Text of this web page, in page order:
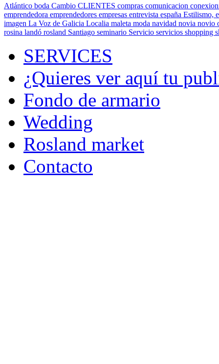
Atlántico boda Cambio CLIENTES compras comunicacion
emprendedora emprendedores empresas entrevista españa Estilismo,
imagen La Voz de Galicia Localia maleta moda navidad novia novio
rosina landó rosland Santiago seminario Servicio servicios shopping
SERVICES
¿Quieres ver aquí tu
Fondo de armario
Wedding
Rosland market
Contacto